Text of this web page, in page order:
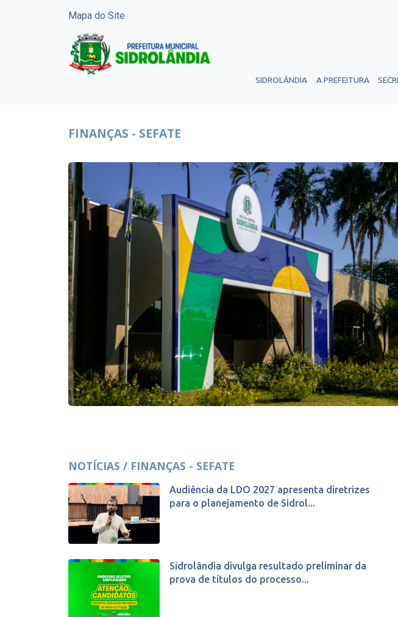
Mapa do Site
SIDROLÂNDIA A PREFEITURA
FINANÇAS - SEFATE
NOTÍCIAS / FINANÇAS - SEFATE
Audiência da LDO 2027 apresenta diretrizes
para o planejamento de Sidrol...
Sidrolândia divulga resultado preliminar da
prova de títulos do processo...